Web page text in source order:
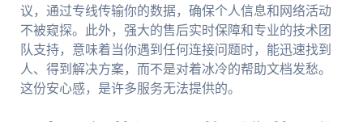
议，通过专线传输你的数据，确保个人信息和网络活动
不被窥探。此外，强大的售后实时保障和专业的技术团
队支持，意味着当你遇到任何连接问题时，能迅速找到
人、得到解决方案，而不是对着冰冷的帮助文档发愁。
这份安心感，是许多服务无法提供的。